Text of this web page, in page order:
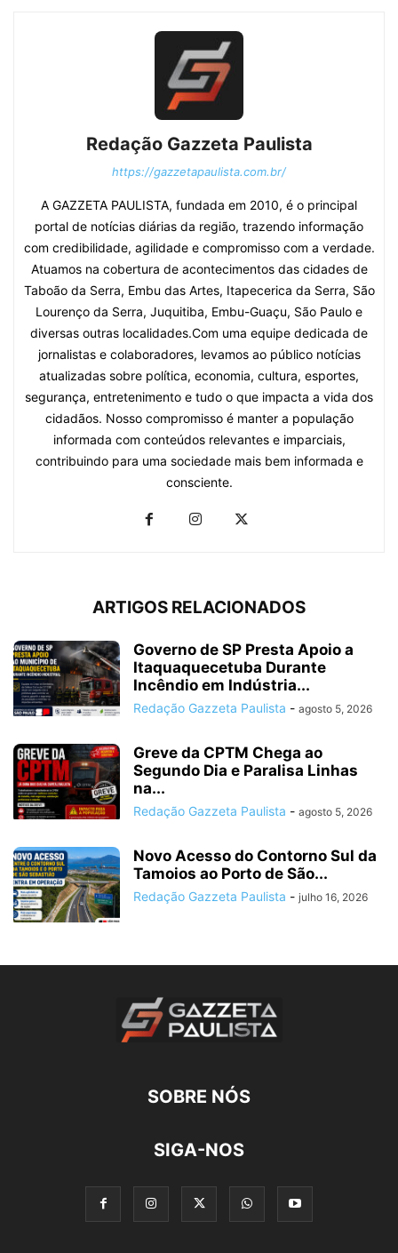
Redação Gazzeta Paulista
https://gazzetapaulista.com.br/
A GAZZETA PAULISTA, fundada em 2010, é o principal
portal de notícias diárias da região, trazendo informação
com credibilidade, agilidade e compromisso com a verdade.
Atuamos na cobertura de acontecimentos das cidades de
Taboão da Serra, Embu das Artes, Itapecerica da Serra, São
Lourenço da Serra, Juquitiba, Embu-Guaçu, São Paulo e
diversas outras localidades.Com uma equipe dedicada de
jornalistas e colaboradores, levamos ao público notícias
atualizadas sobre política, economia, cultura, esportes,
segurança, entretenimento e tudo o que impacta a vida dos
cidadãos. Nosso compromisso é manter a população
informada com conteúdos relevantes e imparciais,
contribuindo para uma sociedade mais bem informada e
consciente.
ARTIGOS RELACIONADOS
Governo de SP Presta Apoio a
Itaquaquecetuba Durante
Incêndio em Indústria...
Redação Gazzeta Paulista - agosto 5, 2026
Greve da CPTM Chega ao
Segundo Dia e Paralisa Linhas
na...
Redação Gazzeta Paulista - agosto 5, 2026
Novo Acesso do Contorno Sul da
Tamoios ao Porto de São...
Redação Gazzeta Paulista - julho 16, 2026
SOBRE NÓS
SIGA-NOS